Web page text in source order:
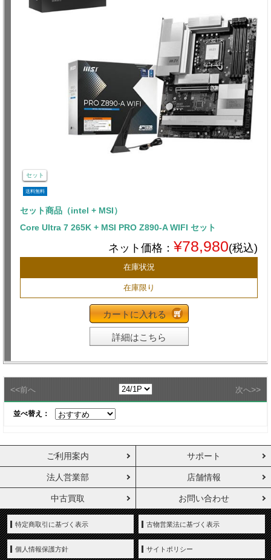
セット
送料無料
セット商品（intel + MSI）
Core Ultra 7 265K + MSI PRO Z890-A WIFI セット
ネット価格： ¥78,980(税込)
在庫状況
在庫限り
カートに入れる
詳細はこちら
<<前へ 次へ>>
並べ替え：
ご利用案内 サポート
法人営業部 店舗情報
中古買取 お問い合わせ
特定商取引に基づく表示 古物営業法に基づく表示
個人情報保護方針 サイトポリシー